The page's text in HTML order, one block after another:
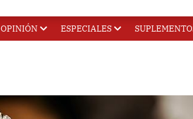
OPINIÓN ESPECIALES